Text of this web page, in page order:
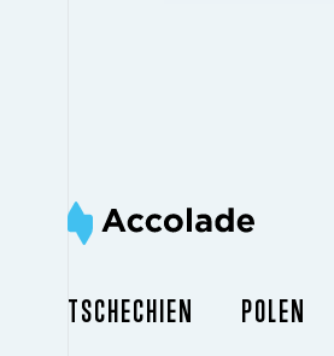
TSCHECHIEN POLEN